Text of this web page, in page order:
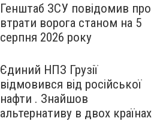
Генштаб ЗСУ повідомив про
втрати ворога станом на 5
серпня 2026 року
Єдиний НПЗ Грузії
відмовився від російської
нафти . Знайшов
альтернативу в двох країнах